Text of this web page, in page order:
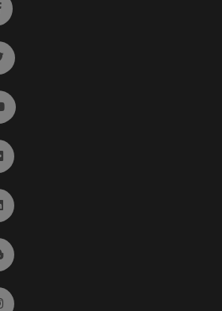
Ir a facebook (abre en ventana nueva)
Ir a twitter (abre en ventana nueva)
Ir a YouTube (abre en ventana nueva)
Ir a Flickr (abre en ventana nueva)
Ir a Linkedin (abre en ventana nueva)
Ir al Blog (abre en ventana nueva)
Ir a Instagram (abre en ventana nueva)